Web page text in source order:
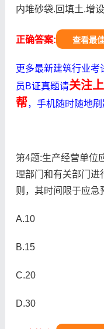
内堆砂袋.回填土.增
正确答案: 查看最
更多最新建筑行业考
员B证真题请关注
帮，手机随时随地刷
第4题:生产经营单位
理部门和有关部门进
则，其时间限于应急
A.10
B.15
C.20
D.30